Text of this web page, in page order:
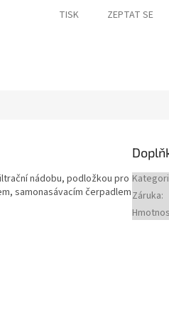
TISK ZEPTAT SE
nádobu, podložkou pro
samonasávacím čerpadlemZáruka: